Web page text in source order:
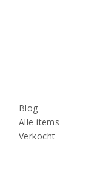
Blog
Alle items
Verkocht